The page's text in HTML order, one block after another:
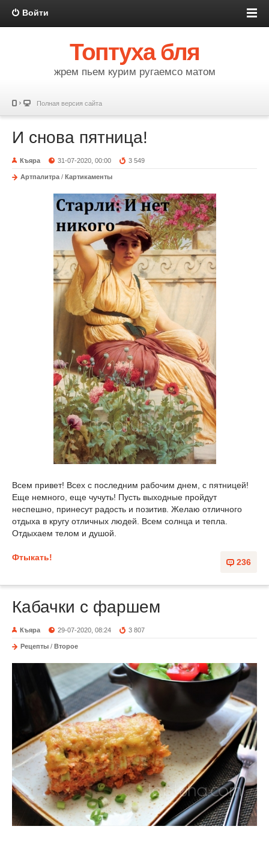
Войти
Топтуха бля
жрем пьем курим ругаемсо матом
Полная версия сайта
И снова пятница!
Къяра 31-07-2020, 00:00 3 549
Артпалитра / Картикаменты
Всем привет! Всех с последним рабочим днем, с пятницей!
Еще немного, еще чучуть! Пусть выходные пройдут
неспешно, принесут радость и позитив. Желаю отличного
отдыха в кругу отличных людей. Всем солнца и тепла.
Отдыхаем телом и душой.
236
Фтыкать!
Кабачки с фаршем
Къяра 29-07-2020, 08:24 3 807
Рецепты / Второе